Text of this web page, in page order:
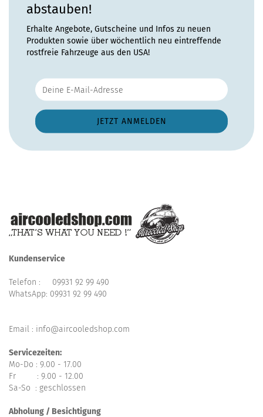
abstauben!
Erhalte Angebote, Gutscheine und Infos zu neuen
Produkten sowie über wöchentlich neu eintreffende
rostfreie Fahrzeuge aus den USA!
Kundenservice
Telefon : 09931 92 99 490
WhatsApp: 09931 92 99 490
Email : info@aircooledshop.com
Servicezeiten:
Mo-Do : 9.00 - 17.00
Fr : 9.00 - 12.00
Sa-So : geschlossen
Abholung / Besichtigung